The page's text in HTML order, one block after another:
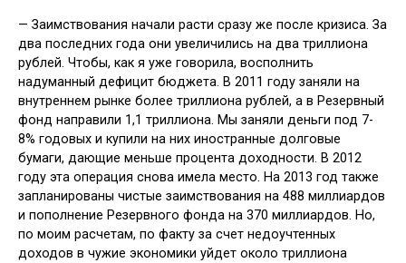
— Заимствования начали расти сра­зу же после кризиса. За
два последних года они увеличились на два трилли­она
рублей. Чтобы, как я уже говори­ла, восполнить
надуманный дефицит бюджета. В 2011 году заняли на
вну­треннем рынке более триллиона ру­блей, а в Резервный
фонд направили 1,1 триллиона. Мы заняли деньги под 7-
8% годовых и купили на них ино­странные долговые
бумаги, дающие меньше процента доходности. В 2012
году эта операция снова имела место. На 2013 год также
запланированы чи­стые заимствования на 488 миллиар­дов
и пополнение Резервного фонда на 370 миллиардов. Но,
по моим рас­четам, по факту за счет недоучтенных
доходов в чужие экономики уйдет около триллиона